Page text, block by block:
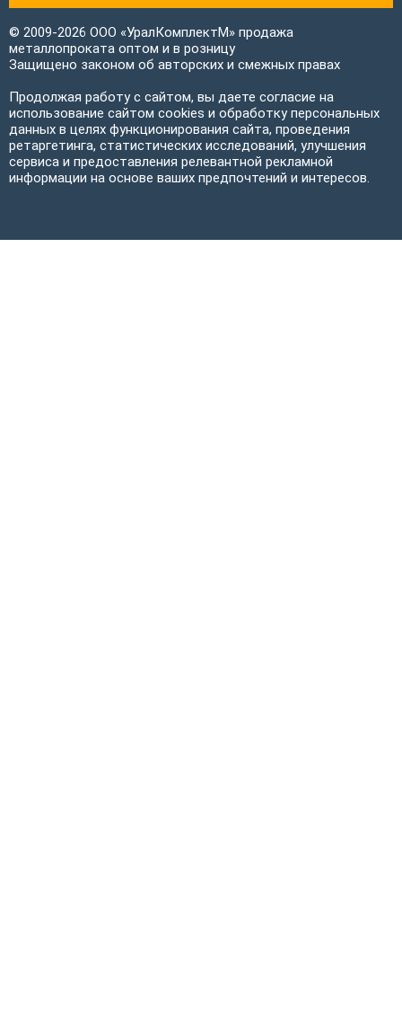
© 2009-2026 ООО «УралКомплектМ» продажа
металлопроката оптом и в розницу
Защищено законом об авторских и смежных правах
Продолжая работу с сайтом, вы даете согласие на
использование сайтом cookies и обработку персональных
данных в целях функционирования сайта, проведения
ретаргетинга, статистических исследований, улучшения
сервиса и предоставления релевантной рекламной
информации на основе ваших предпочтений и интересов.